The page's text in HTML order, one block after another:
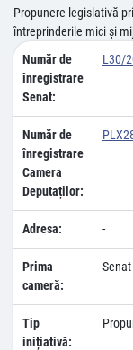
Propunere legislativă
întreprinderile mici şi
Număr de
înregistrare
Senat:
L30/
Număr de
înregistrare
Camera
Deputaților:
Adresa: -
Prima
cameră:
Senat
Tip
inițiativă: